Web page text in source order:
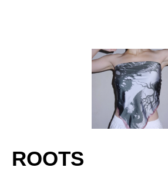
ROOTS